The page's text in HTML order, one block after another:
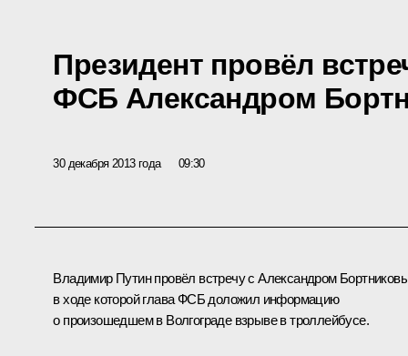
Президент провёл
ФСБ Александром
30 декабря 2013 года 09:30
Владимир Путин провёл встречу сАлександром
в ходе которой глава ФСБ доложил информацию
о произошедшем в Волгограде взрыве в троллейбусе.